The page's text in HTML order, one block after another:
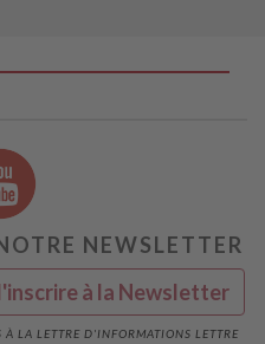
NEWSLETTER
LA LETTRE D'INFORMATIONS LETTRE